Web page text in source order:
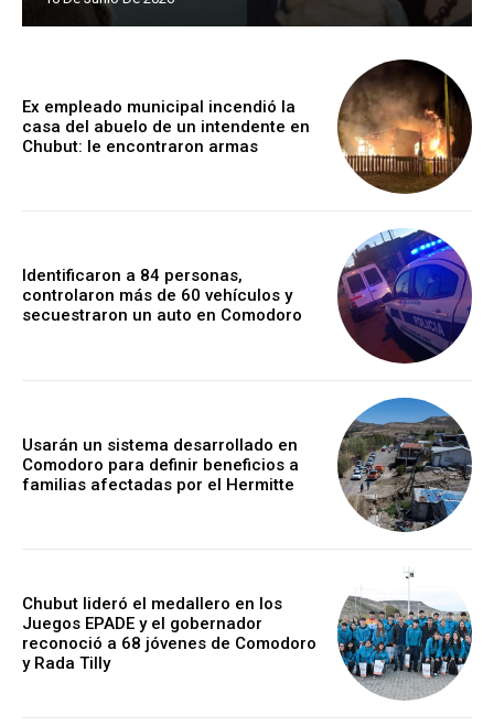
Ex empleado municipal incendió la
casa del abuelo de un intendente en
Chubut: le encontraron armas
Identificaron a 84 personas,
controlaron más de 60 vehículos y
secuestraron un auto en Comodoro
Usarán un sistema desarrollado en
Comodoro para definir beneficios a
familias afectadas por el Hermitte
Chubut lideró el medallero en los
Juegos EPADE y el gobernador
reconoció a 68 jóvenes de Comodoro
y Rada Tilly